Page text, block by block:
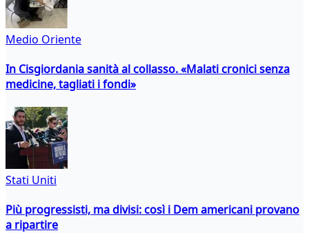
Medio Oriente
In Cisgiordania sanità al collasso. «Malati cronici senza
medicine, tagliati i fondi»
Stati Uniti
Più progressisti, ma divisi: così i Dem americani provano
a ripartire